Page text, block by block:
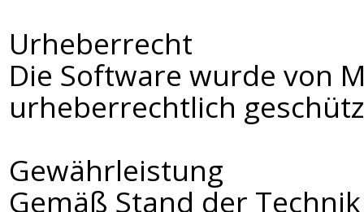
Urheberrecht
Die Software wurde von
urheberrechtlich
Gewährleistung
Gemäß Stand der